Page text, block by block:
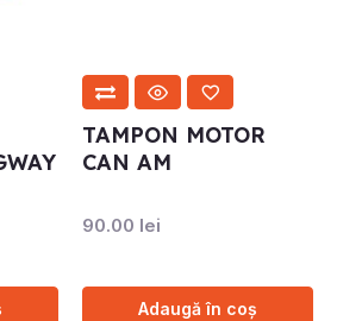
TAMPON MOTOR
CAN AM
90.00 lei
Adaugă în coș